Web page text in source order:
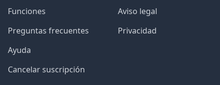
Funciones
Preguntas frecuentes
Ayuda
Cancelar suscripción
Aviso legal
Privacidad